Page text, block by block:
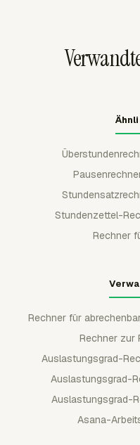
Stundenzettel-
Rechner
Rechner für
Rechner zur
Auslastungsgrad-
Auslastungsgrad-
Auslastungsgrad-
Asana-